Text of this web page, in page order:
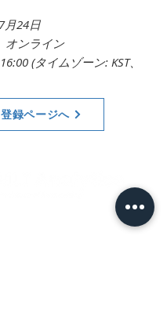
月24日
オンライン
(タイムゾーン: KST、
登録ページへ